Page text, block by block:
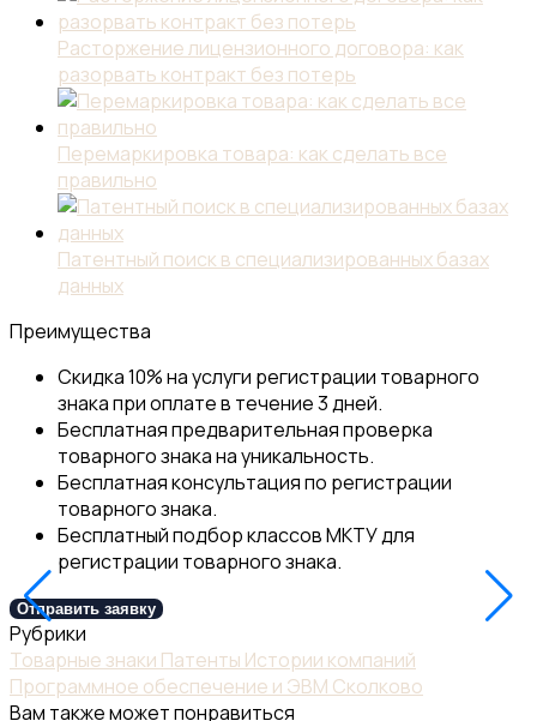
Расторжение лицензионного договора: как
разорвать контракт без потерь
Перемаркировка товара: как сделать все
правильно
Патентный поиск в специализированных базах
данных
Преимущества
Скидка 10% на услуги регистрации товарного
знака при оплате в течение 3 дней.
Бесплатная предварительная проверка
товарного знака на уникальность.
Бесплатная консультация по регистрации
товарного знака.
Бесплатный подбор классов МКТУ для
регистрации товарного знака.
Отправить заявку
Рубрики
Товарные знаки Патенты Истории компаний
Программное обеспечение и ЭВМ Сколково
Вам также может понравиться